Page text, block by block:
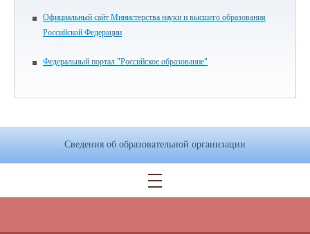
Официальный сайт Министерства науки и высшего образования
Российской Федерации
Федеральный портал "Российское образование"
Сведения об образовательной организации